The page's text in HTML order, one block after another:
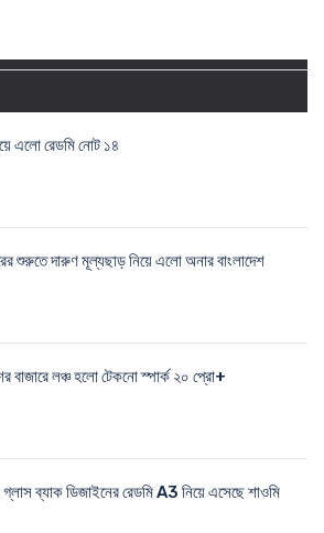
এলো রেডমি নোট ১৪
শুরুতে দারুণ মূল্যছাড় নিয়ে এলো অনার বাংলাদেশ
বাজারে লঞ্চ হলো টেকনো স্পার্ক ২০ প্রো+
গ্লাস ব্যাক ডিজাইনের রেডমি A3 নিয়ে এসেছে শাওমি